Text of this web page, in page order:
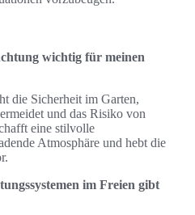
wichtig für meinen
die Sicherheit im Garten,
und das Risiko von
eine stilvolle
Atmosphäre und hebt die
im Freien gibt